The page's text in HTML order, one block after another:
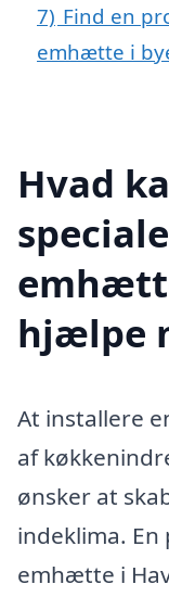
7) Find en
emhætte i
Hvad
hjælpe
At installere
af
ønsker at
indeklima.
emhætte i